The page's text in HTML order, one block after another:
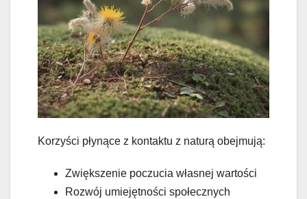
Korzyści płynące z kontaktu z naturą obejmują:
Zwiększenie poczucia własnej wartości
Rozwój umiejętności społecznych